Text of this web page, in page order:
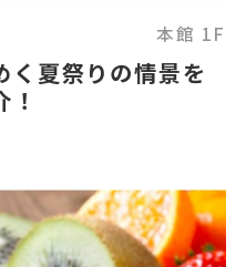
本館 1F
夏祭りの情景を